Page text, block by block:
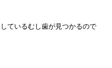
ているむし歯が見つかるので